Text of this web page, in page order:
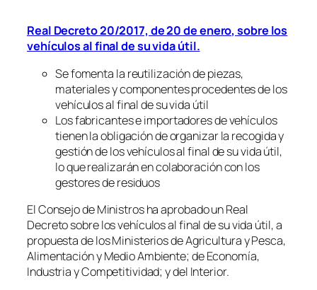
Real Decreto 20/2017, de 20 de enero, sobre los
vehículos al final de su vida útil.
Se fomenta la reutilización de piezas,
materiales y componentes procedentes de los
vehículos al final de su vida útil
Los fabricantes e importadores de vehículos
tienen la obligación de organizar la recogida y
gestión de los vehículos al final de su vida útil,
lo que realizarán en colaboración con los
gestores de residuos
El Consejo de Ministros ha aprobado un Real
Decreto sobre los vehículos al final de su vida útil, a
propuesta de los Ministerios de Agricultura y Pesca,
Alimentación y Medio Ambiente; de Economía,
Industria y Competitividad; y del Interior.